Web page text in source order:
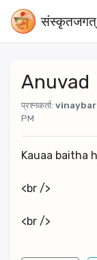
संस्‍कृतजगत्
Anuvad
प्रश्नकर्ता:
PM
Kauaa baitha
<br />
<br />